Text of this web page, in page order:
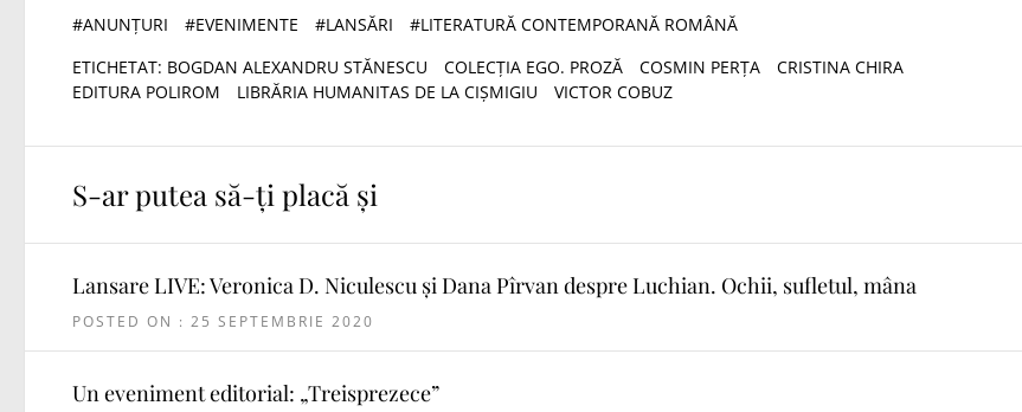
#ANUNȚURI #EVENIMENTE #LANSĂRI #LITERATURĂ CONTEMPORANĂ ROMÂNĂ
ETICHETAT: BOGDAN ALEXANDRU STĂNESCU COLECȚIA EGO. PROZĂ COSMIN PERȚA
CRISTINA CHIRA
EDITURA POLIROM
LIBRĂRIA HUMANITAS DE LA CIȘMIGIU VICTOR COBUZ
S-ar putea să-ți placă și
Lansare LIVE: Veronica D. Niculescu și Dana Pîrvan despre Luchian. Ochii, sufletul, mâna
POSTED ON : 25 SEPTEMBRIE 2020
Un eveniment editorial: „Treisprezece”